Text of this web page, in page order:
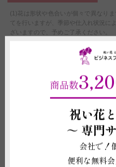
(1)花は形状や色合いが個々で異なり
てを行いますが、季節や仕入れ状況に
ざいますので、予めご了承ください。
(2)メッセージカードや花器などの資
写真と異なる場合がございます。
(3)受注制作（オーダー）のため、商
はご注文者様に全額負担いただきます
配送に関わる重要な注意事項
(1)平日15:00以降、及び営業時間外ま
ましては、翌営業日をもってご注文を
(2)ライブや式典、結婚式などイベン
で搬入日時を指定されている場合は、
は、商品変更等や配送日時変更をご相
商品数
祝い花
～ 専門
会社で！
便利な無料